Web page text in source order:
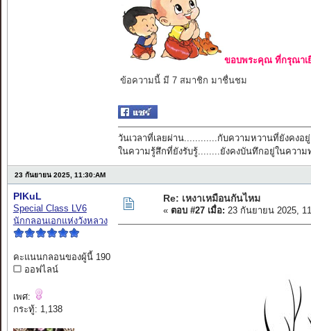
ขอบพระคุณ ที่กรุณาเ
ข้อความนี้ มี 7 สมาชิก มาชื่นชม
วันเวลาที่เลยผ่าน............กับความหวานที่ยังคงอยู่
ในความรู้สึกที่ยังรับรู้........ยังคงบันทึกอยู่ในความ
23 กันยายน 2025, 11:30:AM
PIKuL
Special Class LV6
นักกลอนเอกแห่งวังหลวง
คะแนนกลอนของผู้นี้ 190
ออฟไลน์
เพศ:
กระทู้: 1,138
Re: เหงาเหมือนกันไหม
« ตอบ #27 เมื่อ: 23 กันยายน 2025,